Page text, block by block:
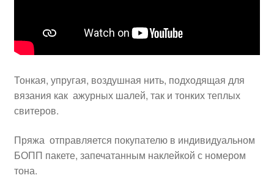
Тонкая, упругая, воздушная нить, подходящая для
вязания как ажурных шалей, так и тонких теплых
свитеров.
Пряжа отправляется покупателю в индивидуальном
БОПП пакете, запечатанным наклейкой с номером
тона.